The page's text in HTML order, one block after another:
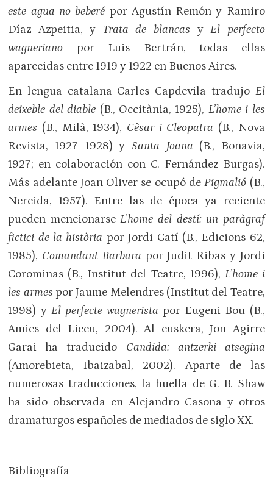
este agua no beberé por Agustín Remón y Ramiro
Díaz Azpeitia, y Trata de blancas yEl perfecto
wagneriano por Luis Bertrán, todas ellas
aparecidas entre 1919 y 1922 en Buenos Aires.
En lengua catalana Carles Capdevila tradujo El
deixeble del diable (B., Occitània, 1925), L’home i les
armes (B., Milà, 1934), Cèsar i Cleopatra (B., Nova
Revista, 1927–1928) y Santa Joana (B., Bonavia,
1927; en colaboración con C. Fernández Burgas).
Más adelante Joan Oliver se ocupó dePigmalió (B.,
Nereida, 1957). Entre las de época ya reciente
pueden mencionarseL’home del destí: un paràgraf
fictici de la història por Jordi Catí (B., Edicions 62,
1985), Comandant Barbara por Judit Ribas y Jordi
Corominas (B., Institut del Teatre, 1996), L’home i
les armes por Jaume Melendres (Institut del Teatre,
1998) y El perfecte wagnerista por Eugeni Bou (B.,
Amics del Liceu, 2004). Al euskera, Jon Agirre
Garai ha traducido Candida: antzerki atsegina
(Amorebieta, Ibaizabal, 2002). Aparte de las
numerosas traducciones, la huella de G. B. Shaw
ha sido observada en Alejandro Casona y otros
dramaturgos españoles de mediados de siglo XX.
Bibliografía